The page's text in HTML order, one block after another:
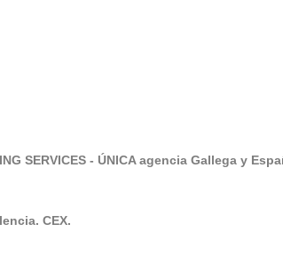
SERVICES - ÚNICA agencia Gallega y
CEX.